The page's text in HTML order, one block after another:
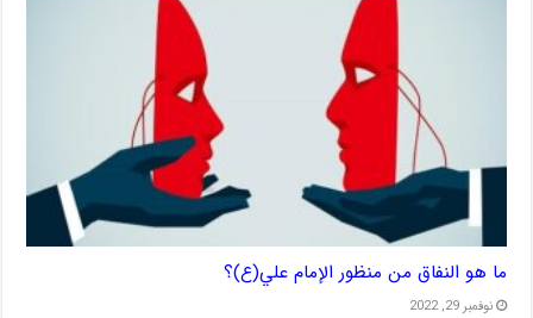
ما هو النفاق من منظور الإمام علي(ع)؟
نوفمبر 29, 2022